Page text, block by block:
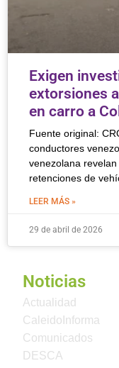
Exigen
extorsiones
en carro a
Fuente original:
conductores
venezolana
retenciones de
LEER MÁS »
29 de abril de 2026
Noticias
Actualidad
CaleidoInforma
Comunicados
DESCA